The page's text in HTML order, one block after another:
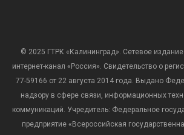
© 2025 ГТРК «Калининград». Сетевое
интернет-канал «Россия». Свидетельство о
77-59166 от 22 августа 2014 года. Выдано
надзору в сфере связи, информационных
коммуникаций. Учредитель: Федеральное
предприятие «Всероссийская